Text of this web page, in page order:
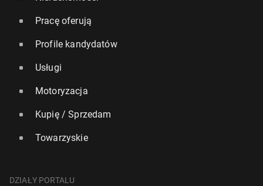
Pracę oferują
Profile kandydatów
Usługi
Motoryzacja
Kupię / Sprzedam
Towarzyskie
DZIAŁY PORTALU